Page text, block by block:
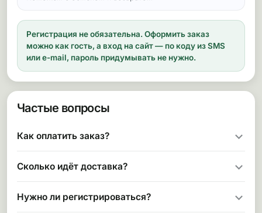
Регистрация не обязательна. Оформить заказ
можно как гость, а вход на сайт — по коду из SMS
или e-mail, пароль придумывать не нужно.
Частые вопросы
Как оплатить заказ?
Сколько идёт доставка?
Нужно ли регистрироваться?